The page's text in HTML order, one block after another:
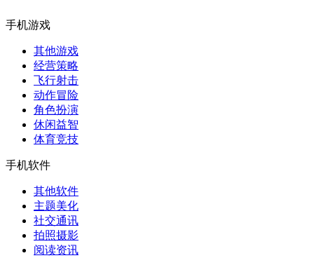
手机游戏
其他游戏
经营策略
飞行射击
动作冒险
角色扮演
休闲益智
体育竞技
手机软件
其他软件
主题美化
社交通讯
拍照摄影
阅读资讯